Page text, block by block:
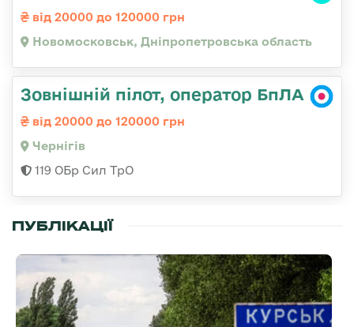
від 20000 до 120000 грн
Новомосковськ, Дніпропетровська область
Зовнішній пілот, оператор БпЛА
від 20000 до 120000 грн
Чернігів
119 ОБр Сил ТрО
ПУБЛІКАЦІЇ